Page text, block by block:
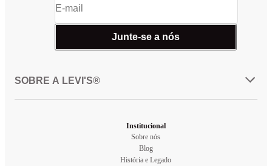
Junte-se a nós
SOBRE A LEVI'S®
Institucional
Sobre nós
Blog
História e Legado